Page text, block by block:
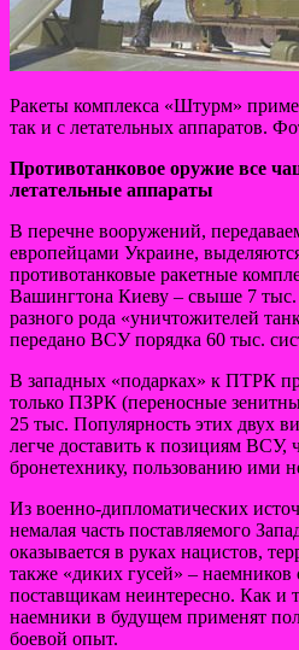
Ракеты комплекса «Штурм»
так и с летательных аппаратов.
Противотанковое оружие все
летательные аппараты
В перечне вооружений,
европейцами Украине,
противотанковые ракетные
Вашингтона Киеву – свыше 7
разного рода «уничтожителей
передано ВСУ порядка 60 тыс.
В западных «подарках» к ПТРК
только ПЗРК (переносные
25 тыс. Популярность этих двух
легче доставить к позициям ВСУ,
бронетехнику, пользованию ими
Из военно-дипломатических
немалая часть поставляемого
оказывается в руках нацистов,
также «диких гусей» – наемников
поставщикам неинтересно. Как и
наемники в будущем применят
боевой опыт.